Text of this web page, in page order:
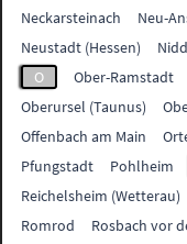
Neckarsteinach
Neu-
Neustadt (Hessen)
O
Ober-Ramstadt
Oberursel (Taunus)
Offenbach am Main
Pfungstadt
Pohlheim
Reichelsheim (Wetterau)
Romrod
Rosbach vor